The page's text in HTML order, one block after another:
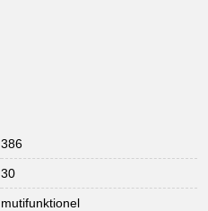
386
30
mutifunktionel